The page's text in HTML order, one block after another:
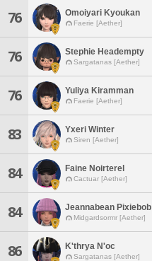
76 Omoiyari Kyoukan
Faerie [Aether]
76 Stephie Headempty
Sargatanas [Aether]
76 Yuliya Kiramman
Faerie [Aether]
83 Yxeri Winter
Siren [Aether]
84 Faine Noirterel
Cactuar [Aether]
84 Jeannabean Pixiebob
Midgardsormr [Aether]
86 K'thrya N'oc
Sargatanas [Aether]